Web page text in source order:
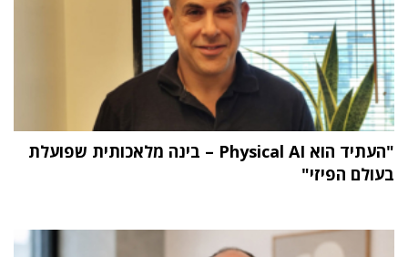
"העתיד הוא Physical AI – בינה מלאכותית שפועלת
בעולם הפיזי"